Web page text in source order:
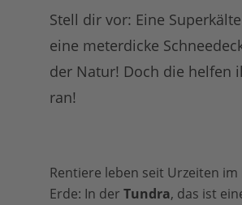
Stell dir vor: Eine
eine meterdicke
der Natur! Doch die helfen
ran!
Rentiere leben seit Urzeiten
Erde: In der Tundra, das ist